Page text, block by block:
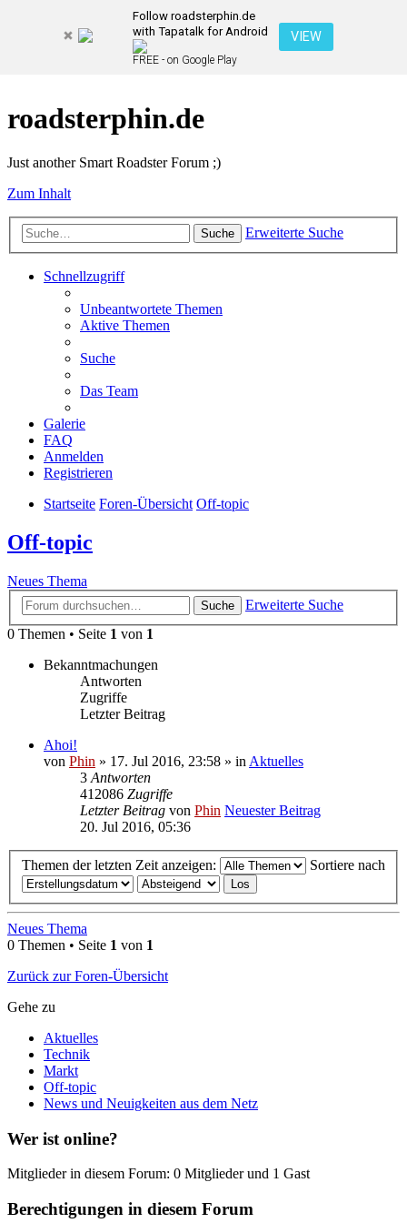
Follow roadsterphin.de
with Tapatalk for Android
FREE - on Google Play
VIEW
roadsterphin.de
Just another Smart Roadster Forum ;)
Zum Inhalt
Suche Erweiterte Suche
Schnellzugriff
Unbeantwortete Themen
Aktive Themen
Suche
Das Team
Galerie
FAQ
Anmelden
Registrieren
Startseite Foren-Übersicht Off-topic
Off-topic
Neues Thema
Suche
Erweiterte Suche
0 Themen • Seite 1 von 1
Bekanntmachungen
Antworten
Zugriffe
Letzter Beitrag
Ahoi!
von Phin » 17. Jul 2016, 23:58 » in Aktuelles
3 Antworten
412086 Zugriffe
Letzter Beitrag von Phin Neuester Beitrag
20. Jul 2016, 05:36
Themen der letzten Zeit anzeigen: Sortiere nach
Neues Thema
0 Themen • Seite 1 von 1
Zurück zur Foren-Übersicht
Gehe zu
Aktuelles
Technik
Markt
Off-topic
News und Neuigkeiten aus dem Netz
Wer ist online?
Mitglieder in diesem Forum: 0 Mitglieder und 1 Gast
Berechtigungen in diesem Forum